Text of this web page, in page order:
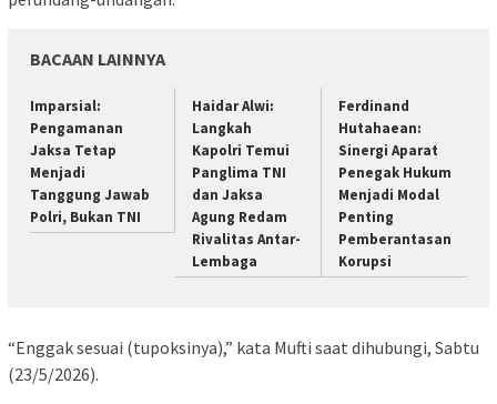
BACAAN LAINNYA
Imparsial:
Pengamanan
Jaksa Tetap
Menjadi
Tanggung Jawab
Polri, Bukan TNI
Haidar Alwi:
Langkah
Kapolri Temui
Panglima TNI
dan Jaksa
Agung Redam
Rivalitas Antar-
Lembaga
Ferdinand
Hutahaean:
Sinergi Aparat
Penegak Hukum
Menjadi Modal
Penting
Pemberantasan
Korupsi
“Enggak sesuai (tupoksinya),” kata Mufti saat dihubungi, Sabtu
(23/5/2026).